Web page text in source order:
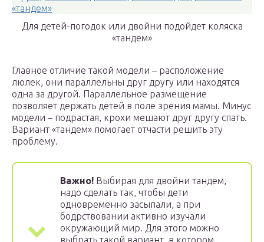
Для детей-погодок или двойни подойдет коляска
«тандем»
Главное отличие такой модели – расположение
люлек, они параллельны друг другу или находятся
одна за другой. Параллельное размещение
позволяет держать детей в поле зрения мамы. Минус
модели – подрастая, крохи мешают друг другу спать.
Вариант «тандем» помогает отчасти решить эту
проблему.
Важно! Выбирая для двойни тандем,
надо сделать так, чтобы дети
одновременно засыпали, а при
бодрствовании активно изучали
окружающий мир. Для этого можно
выбрать такой вариант, в котором